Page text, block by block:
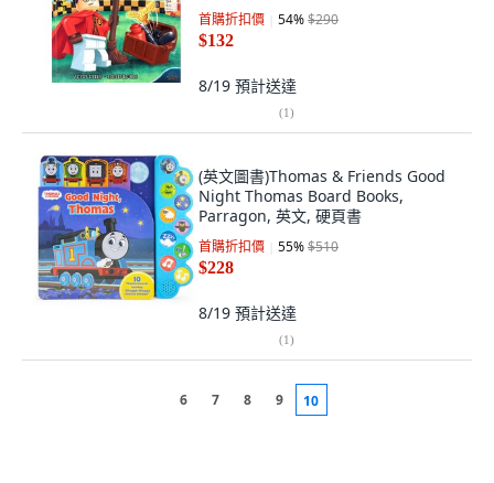
首購折扣價 54%$290
$132
8/19 預計送達
(1)
(英文圖書)Thomas & Friends Good
Night Thomas Board Books,
Parragon, 英文, 硬頁書
首購折扣價 55%$510
$228
8/19 預計送達
(1)
6 7 8 9 10